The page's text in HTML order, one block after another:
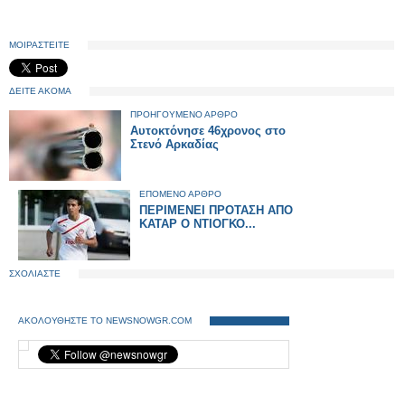
ΜΟΙΡΑΣΤΕΙΤΕ
ΔΕΙΤΕ ΑΚΟΜΑ
ΠΡΟΗΓΟΥΜΕΝΟ ΑΡΘΡΟ
Αυτοκτόνησε 46χρονος στο
Στενό Αρκαδίας
ΕΠΟΜΕΝΟ ΑΡΘΡΟ
ΠΕΡΙΜΕΝΕΙ ΠΡΟΤΑΣΗ ΑΠΟ
ΚΑΤΑΡ Ο ΝΤΙΟΓΚΟ...
ΣΧΟΛΙΑΣΤΕ
ΑΚΟΛΟΥΘΗΣΤΕ ΤΟ NEWSNOWGR.COM